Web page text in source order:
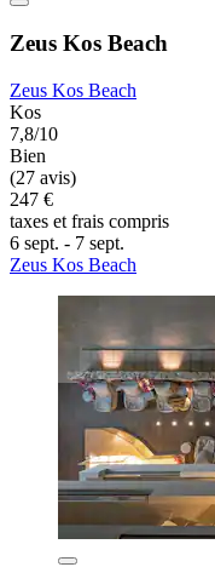
Zeus Kos Beach
Zeus Kos Beach
Kos
7,8/10
Bien
(27 avis)
247 €
taxes et frais compris
6 sept. - 7 sept.
Zeus Kos Beach